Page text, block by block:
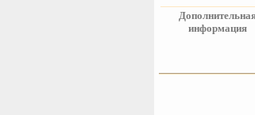
информация